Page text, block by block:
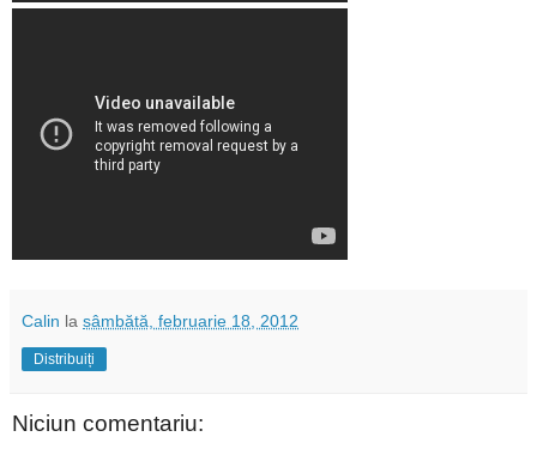
Calin la sâmbătă, februarie 18, 2012
Distribuiți
Niciun comentariu: